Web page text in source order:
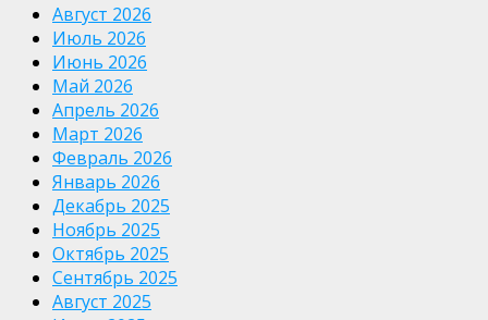
Август 2026
Июль 2026
Июнь 2026
Май 2026
Апрель 2026
Март 2026
Февраль 2026
Январь 2026
Декабрь 2025
Ноябрь 2025
Октябрь 2025
Сентябрь 2025
Август 2025